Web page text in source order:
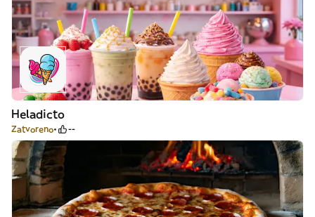
Heladicto
Zatvoreno --